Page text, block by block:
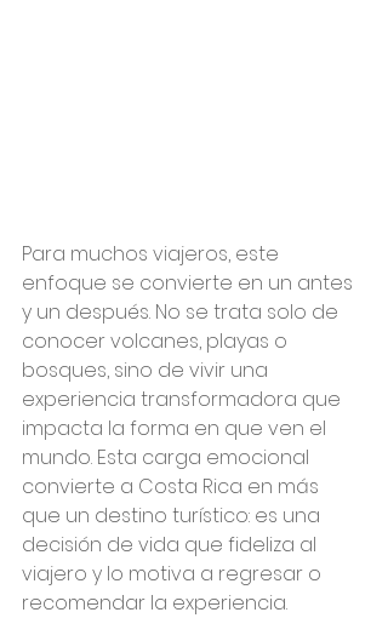
Para muchos viajeros, este
enfoque se convierte en un antes
y un después. No se trata solo de
conocer volcanes, playas o
bosques, sino de vivir una
experiencia transformadora que
impacta la forma en que ven el
mundo. Esta carga emocional
convierte a Costa Rica en más
que un destino turístico: es una
decisión de vida que fideliza al
viajero y lo motiva a regresar o
recomendar la experiencia.